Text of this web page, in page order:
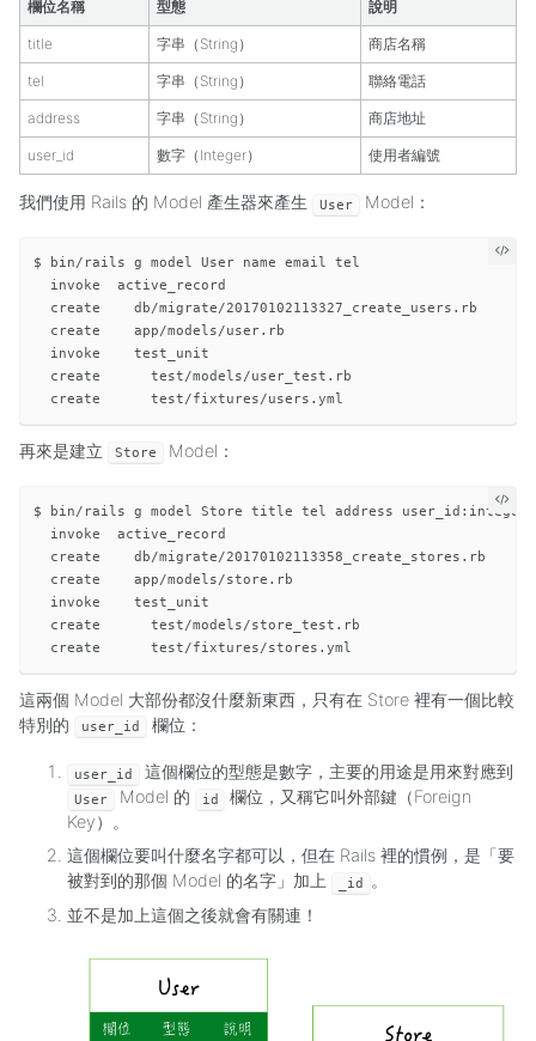
欄位名稱 型態 說明
title 字串（String） 商店名稱
tel 字串（String） 聯絡電話
address 字串（String） 商店地址
user_id 數字（Integer） 使用者編號
我們使用 Rails 的 Model 產生器來產生 User Model：
$ bin/rails g model User name email tel
  invoke  active_record
  create    db/migrate/20170102113327_create_users.rb
  create    app/models/user.rb
  invoke    test_unit
  create      test/models/user_test.rb
再來是建立 Store Model：
$ bin/rails g model Store title tel address user_id:integer
  invoke  active_record
  create    db/migrate/20170102113358_create_stores.rb
  create    app/models/store.rb
  invoke    test_unit
  create      test/models/store_test.rb
這兩個 Model 大部份都沒什麼新東西，只有在 Store 裡有一個比較
特別的
user_id 欄位：
user_id 這個欄位的型態是數字，主要的用途是用來對應到
User Model 的 id
欄位，又稱它叫外部鍵（Foreign
Key）。
這個欄位要叫什麼名字都可以，但在 Rails 裡的慣例，是「要
被對到的那個 Model 的名字」加上
_id
。
並不是加上這個之後就會有關連！